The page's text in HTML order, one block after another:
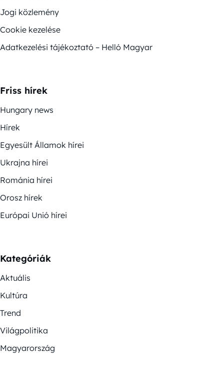
Jogi közlemény
Cookie kezelése
Adatkezelési tájékoztató – Helló Magyar
Friss hírek
Hungary news
Hírek
Egyesült Államok hírei
Ukrajna hírei
Románia hírei
Orosz hírek
Európai Unió hírei
Kategóriák
Aktuális
Kultúra
Trend
Világpolitika
Magyarország